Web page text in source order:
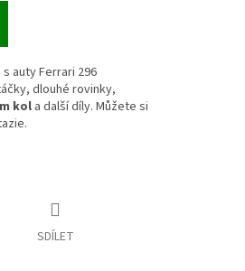
auty Ferrari 296
dlouhé rovinky,
kola další díly. Můžete si
SDÍLET